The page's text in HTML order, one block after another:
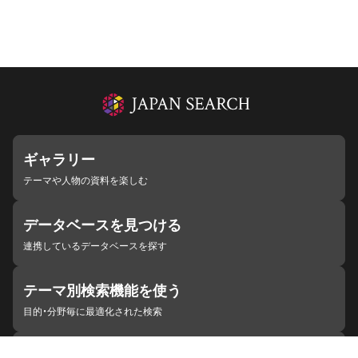
ギャラリー
テーマや人物の資料を楽しむ
データベースを見つける
連携しているデータベースを探す
テーマ別検索機能を使う
目的・分野毎に最適化された検索